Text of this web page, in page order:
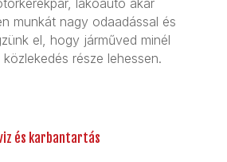
lakóautó akár
munkát nagy odaadással és
el, hogy járműved minél
része lehessen.
és karbantartás